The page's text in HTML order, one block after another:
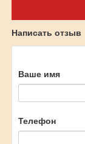
Написать отзыв
Ваше имя
Телефон